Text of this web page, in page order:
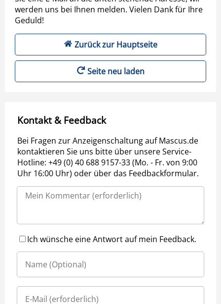
werden uns bei Ihnen melden. Vielen Dank für Ihre
Geduld!
Zurück zur Hauptseite
Seite neu laden
Kontakt & Feedback
Bei Fragen zur Anzeigenschaltung auf Mascus.de
kontaktieren Sie uns bitte über unsere Service-
Hotline: +49 (0) 40 688 9157-33 (Mo. - Fr. von 9:00
Uhr 16:00 Uhr) oder über das Feedbackformular.
Ich wünsche eine Antwort auf mein Feedback.